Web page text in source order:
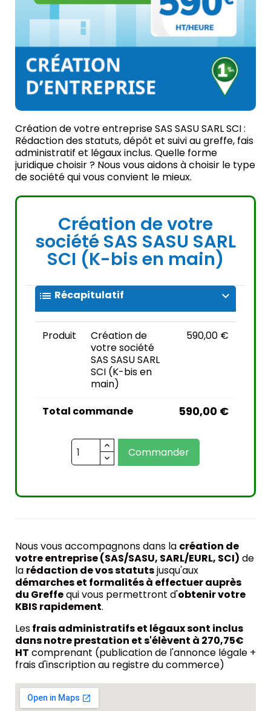
Création de votre entreprise SAS SASU SARL SCI :
Rédaction des statuts, dépôt et suivi au greffe, fais
administratif et légaux inclus. Quelle forme
juridique choisir ? Nous vous aidons à choisir le type
de société qui vous convient le mieux.
Création de votre
société SAS SASU SARL
SCI (K-bis en main)
list Récapitulatif expand_more
Produit
Création de
votre société
SAS SASU SARL
SCI (K-bis en
main)
590,00 €
Total commande 590,00 €
Commander
Nous vous accompagnons dans la création de
votre entreprise (SAS/SASU, SARL/EURL, SCI) de
la rédaction de vos statutsjusqu'aux
démarches et formalités à effectuer auprès
du Greffequi vous permettront d'obtenir votre
KBIS rapidement.
Lesfrais administratifs et légaux sont inclus
dans notre prestation et s'élèvent à 270,75€
HT comprenant (publication de l'annonce légale +
frais d'inscription au registre du commerce)